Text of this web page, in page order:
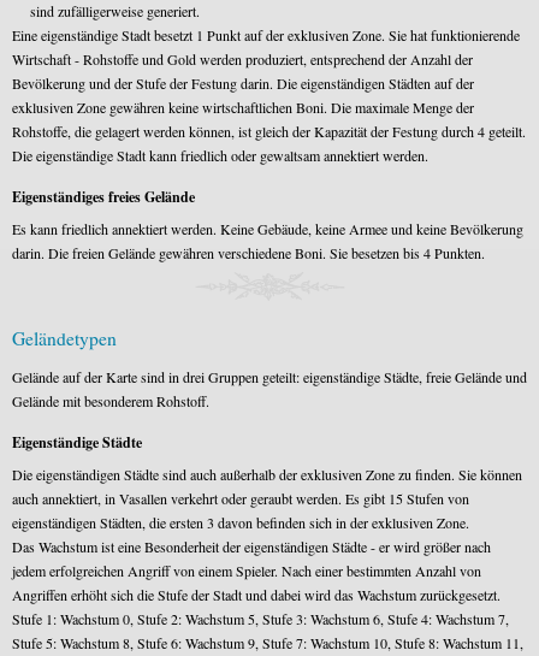
sind zufälligerweise generiert.
Eine eigenständige Stadt besetzt 1 Punkt auf der exklusiven Zone. Sie hat funktionierende
Wirtschaft - Rohstoffe und Gold werden produziert, entsprechend der Anzahl der
Bevölkerung und der Stufe der Festung darin. Die eigenständigen Städten auf der
exklusiven Zone gewähren keine wirtschaftlichen Boni. Die maximale Menge der
Rohstoffe, die gelagert werden können, ist gleich der Kapazität der Festung durch 4 geteilt.
Die eigenständige Stadt kann friedlich oder gewaltsam annektiert werden.
Eigenständiges freies Gelände
Es kann friedlich annektiert werden. Keine Gebäude, keine Armee und keine Bevölkerung
darin. Die freien Gelände gewähren verschiedene Boni. Sie besetzen bis 4 Punkten.
Geländetypen
Gelände auf der Karte sind in drei Gruppen geteilt: eigenständige Städte, freie Gelände und
Gelände mit besonderem Rohstoff.
Eigenständige Städte
Die eigenständigen Städte sind auch außerhalb der exklusiven Zone zu finden. Sie können
auch annektiert, in Vasallen verkehrt oder geraubt werden. Es gibt 15 Stufen von
eigenständigen Städten, die ersten 3 davon befinden sich in der exklusiven Zone.
Das Wachstum ist eine Besonderheit der eigenständigen Städte - er wird größer nach
jedem erfolgreichen Angriff von einem Spieler. Nach einer bestimmten Anzahl von
Angriffen erhöht sich die Stufe der Stadt und dabei wird das Wachstum zurückgesetzt.
Stufe 1: Wachstum 0, Stufe 2: Wachstum 5, Stufe 3: Wachstum 6, Stufe 4: Wachstum 7,
Stufe 5: Wachstum 8, Stufe 6: Wachstum 9, Stufe 7: Wachstum 10, Stufe 8: Wachstum 11,